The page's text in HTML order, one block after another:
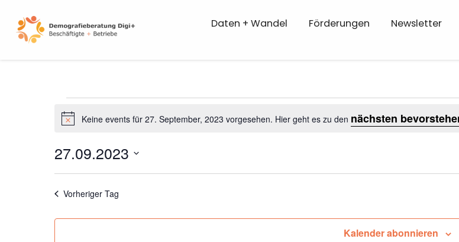
content
Daten + Wandel Förderungen Newsletter
Veranstaltungen
for
27.
September,
2023
NoticeKeine events für 27. September, 2023 vorgesehen. Hier geht es zu den nächsten
27.09.2023
Datum
Vorheriger Tag
Kalender abonnieren